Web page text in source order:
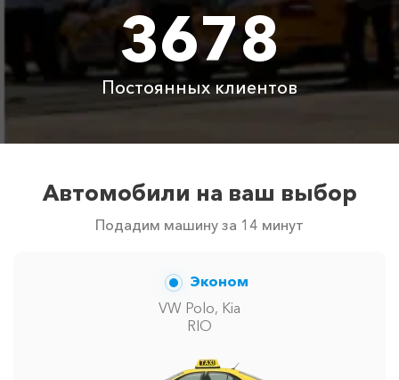
с водителем
Цены по акции ограничены количеством свободных
автомобилей в г Песчаное. Точную цену вам
сообщит менеджер при заказе.
3678
Постоянных клиентов
Автомобили на ваш выбор
Подадим машину за 14 минут
Эконом
VW Polo, Kia
RIO